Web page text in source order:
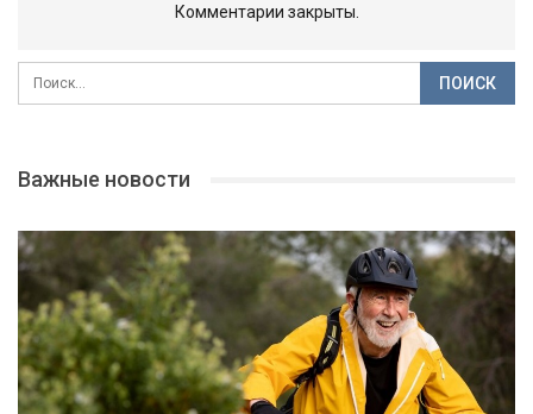
Комментарии закрыты.
Важные новости